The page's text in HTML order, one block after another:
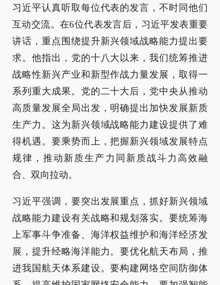
习近平认真听取每位代表的发言，不时同他们
互动交流。在6位代表发言后，习近平发表重要
讲话，重点围绕提升新兴领域战略能力提出要
求。他指出，党的十八大以来，我们统筹推进
战略性新兴产业和新型作战力量发展，取得一
系列重大成果。党的二十大后，党中央从推动
高质量发展全局出发，明确提出加快发展新质
生产力。这为新兴领域战略能力建设提供了难
得机遇。要乘势而上，把握新兴领域发展特点
规律，推动新质生产力同新质战斗力高效融
合、双向拉动。
习近平强调，要突出发展重点，抓好新兴领域
战略能力建设有关战略和规划落实。要统筹海
上军事斗争准备、海洋权益维护和海洋经济发
展，提升经略海洋能力。要优化航天布局，推
进我国航天体系建设。要构建网络空间防御体